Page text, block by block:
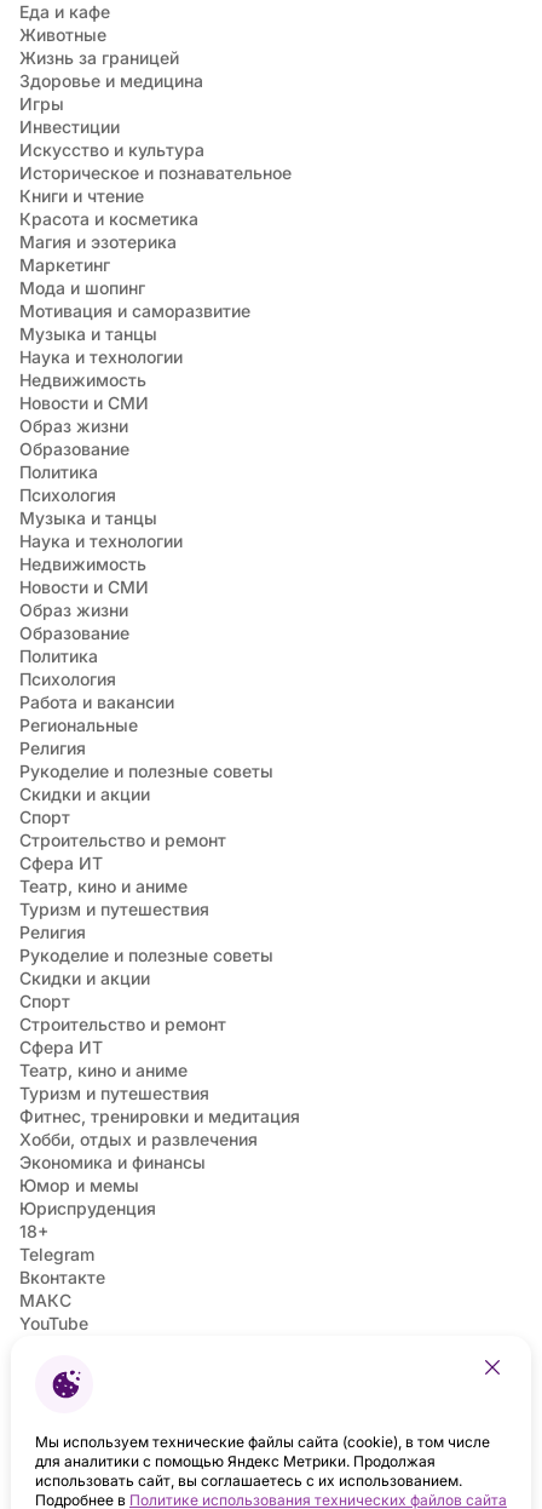
Мы используем технические файлы сайта (cookie), в том числе
для аналитики с помощью Яндекс Метрики. Продолжая
использовать сайт, вы соглашаетесь с их использованием.
Подробнее в Политике использования технических файлов сайта
Еда и кафе
Животные
Жизнь за границей
Здоровье и медицина
Игры
Инвестиции
Искусство и культура
Историческое и познавательное
Книги и чтение
Красота и косметика
Магия и эзотерика
Маркетинг
Мода и шопинг
Мотивация и саморазвитие
Музыка и танцы
Наука и технологии
Недвижимость
Новости и СМИ
Образ жизни
Образование
Политика
Психология
Музыка и танцы
Наука и технологии
Недвижимость
Новости и СМИ
Образ жизни
Образование
Политика
Психология
Работа и вакансии
Региональные
Религия
Рукоделие и полезные советы
Скидки и акции
Спорт
Строительство и ремонт
Сфера ИТ
Театр, кино и аниме
Туризм и путешествия
Религия
Рукоделие и полезные советы
Скидки и акции
Спорт
Строительство и ремонт
Сфера ИТ
Театр, кино и аниме
Туризм и путешествия
Фитнес, тренировки и медитация
Хобби, отдых и развлечения
Экономика и финансы
Юмор и мемы
Юриспруденция
18+
Telegram
Вконтакте
МАКС
YouTube
Дзен
Одноклассники
Санкт-Петербург